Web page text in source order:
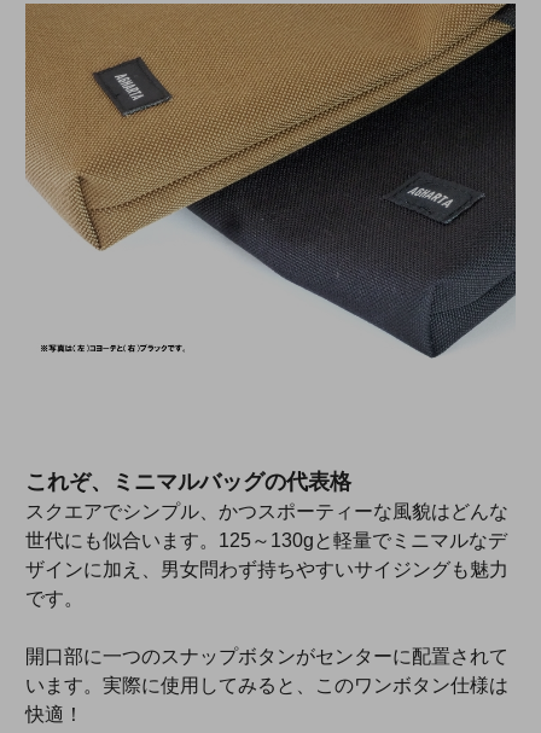
これぞ、ミニマルバッグの代表格
スクエアでシンプル、かつスポーティーな風貌はどんな
世代にも似合います。125～130gと軽量でミニマルなデ
ザインに加え、男女問わず持ちやすいサイジングも魅力
です。
開口部に一つのスナップボタンがセンターに配置されて
います。実際に使用してみると、このワンボタン仕様は
快適！